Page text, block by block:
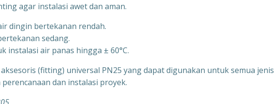
agar instalasi awet dan aman.
dingin bertekanan rendah.
sedang.
instalasi air panas hingga ± 60°C.
(fitting) universal PN25 yang dapat digunakan untuk semua jenis
dan instalasi proyek.